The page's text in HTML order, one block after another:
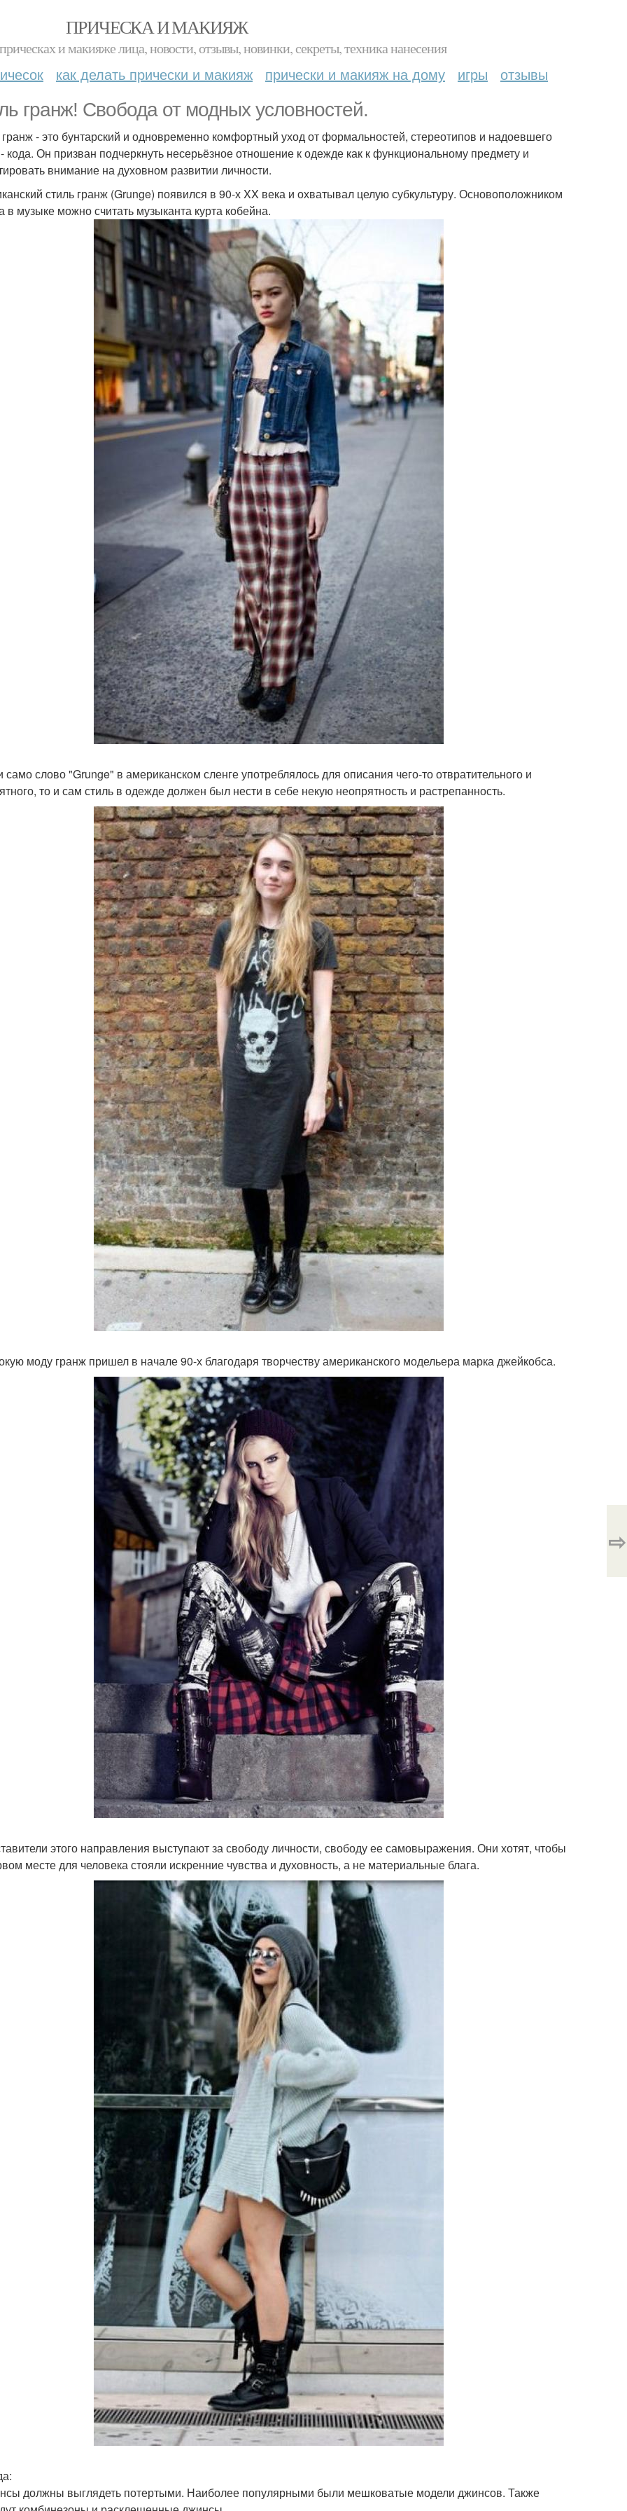
ПРИЧЕСКА И МАКИЯЖ
и макияже лица, новости, отзывы, новинки, секреты, техника нанесения
как делать прически и макияж прически и макияж на дому игры отзывы
гранж! Свобода от модных условностей.
- это бунтарский и одновременно комфортный уход от формальностей, стереотипов и надоевшего
кода. Он призван подчеркнуть несерьёзное отношение к одежде как к функциональному предмету и
внимание на духовном развитии личности.
стиль гранж (Grunge) появился в 90-х XX века и охватывал целую субкультуру. Основоположником
в музыке можно считать музыканта курта кобейна.
само слово "Grunge" в американском сленге употреблялось для описания чего-то отвратительного и
то и сам стиль в одежде должен был нести в себе некую неопрятность и растрепанность.
моду гранж пришел в начале 90-х благодаря творчеству американского модельера марка джейкобса.
этого направления выступают за свободу личности, свободу ее самовыражения. Они хотят, чтобы
месте для человека стояли искренние чувства и духовность, а не материальные блага.
должны выглядеть потертыми. Наиболее популярными были мешковатые модели джинсов. Также
⇨